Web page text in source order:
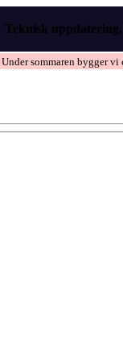
Teknisk uppdatering.
Under sommaren bygger